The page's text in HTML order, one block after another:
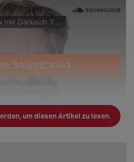
um diesen Artikel zu lesen.